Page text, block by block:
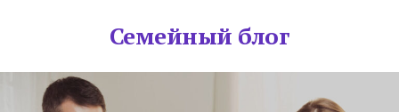
Семейный блог